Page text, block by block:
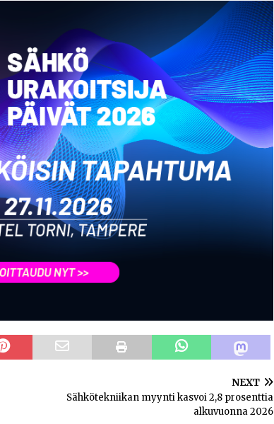
NEXT
Sähkötekniikan myynti kasvoi 2,8 prosenttia
alkuvuonna 2026